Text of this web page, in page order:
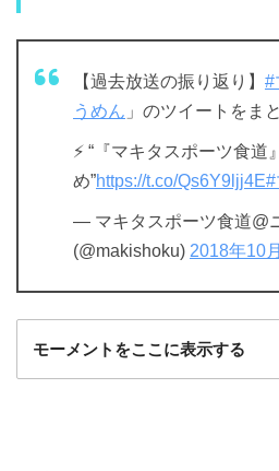
【過去放送の振り返り】 #
うめん 」のツイートをま
⚡️ “『マキタスポーツ食道
め”https://t.co/Qs6Y9ljj4E#
— マキタスポーツ食道@
(@makishoku) 2018年10
モーメントをここに表示する